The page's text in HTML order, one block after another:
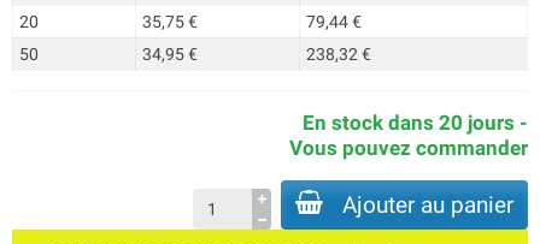
20
35,75 €
79,44 €
50
34,95 € 238,32 €
En stock dans 20 jours -
Vous pouvez commander
Ajouter au panier